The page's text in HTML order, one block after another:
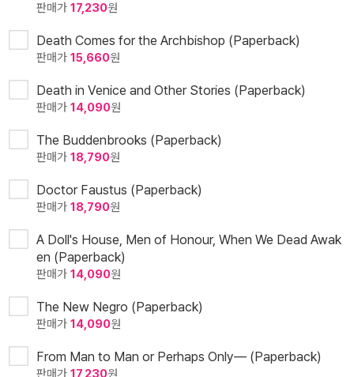
판매가 17,230원
Death Comes for the Archbishop (Paperback)
판매가 15,660원
Death in Venice and Other Stories (Paperback)
판매가 14,090원
The Buddenbrooks (Paperback)
판매가 18,790원
Doctor Faustus (Paperback)
판매가 18,790원
A Doll's House, Men of Honour, When We Dead Awak
en (Paperback)
판매가 14,090원
The New Negro (Paperback)
판매가 14,090원
From Man to Man or Perhaps Only— (Paperback)
판매가 17,230원